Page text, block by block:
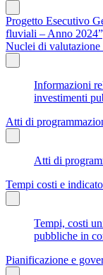
Progetto Esecutivo
fluviali – Anno
Nuclei di
Informazioni
investimenti
Atti di
Atti di
Tempi costi e
Tempi, costi
pubbliche in
Pianificazione e